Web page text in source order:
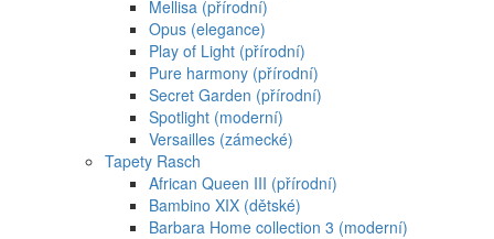
Mellisa (přírodní)
Opus (elegance)
Play of Light (přírodní)
Pure harmony (přírodní)
Secret Garden (přírodní)
Spotlight (moderní)
Versailles (zámecké)
Tapety Rasch
African Queen III (přírodní)
Bambino XIX (dětské)
Barbara Home collection 3 (moderní)